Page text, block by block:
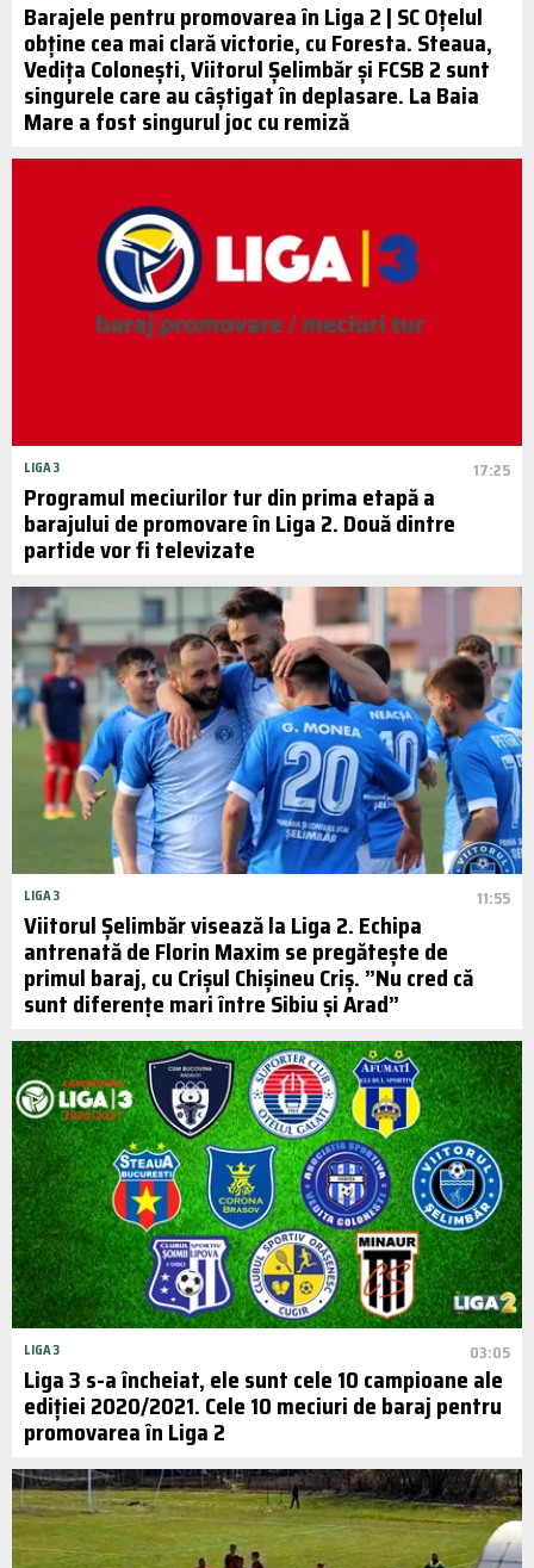
Barajele pentru promovarea în Liga 2 | SC Oțelul
obține cea mai clară victorie, cu Foresta. Steaua,
Vedița Colonești, Viitorul Șelimbăr și FCSB 2 sunt
singurele care au câștigat în deplasare. La Baia
Mare a fost singurul joc cu remiză
LIGA 3 17:25
Programul meciurilor tur din prima etapă a
barajului de promovare în Liga 2. Două dintre
partide vor fi televizate
LIGA 3 11:55
Viitorul Șelimbăr visează la Liga 2. Echipa
antrenată de Florin Maxim se pregătește de
primul baraj, cu Crișul Chișineu Criș. ”Nu cred că
sunt diferențe mari între Sibiu și Arad”
LIGA 3 03:05
Liga 3 s-a încheiat, ele sunt cele 10 campioane ale
ediției 2020/2021. Cele 10 meciuri de baraj pentru
promovarea în Liga 2